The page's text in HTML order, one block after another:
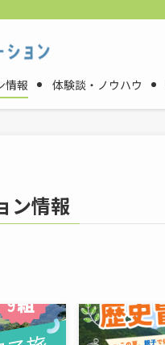
情報 体験談・ノウハウ
ン情報